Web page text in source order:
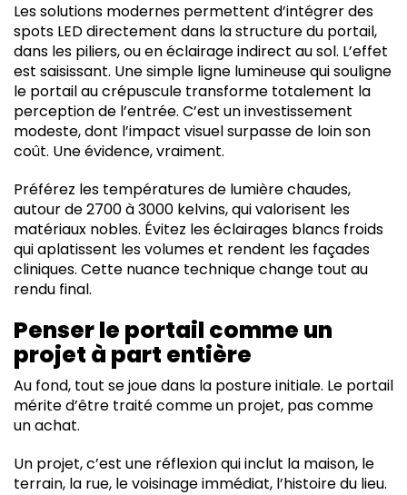
Les solutions modernes permettent d’intégrer des
spots LED directement dans la structure du portail,
dans les piliers, ou en éclairage indirect au sol. L’effet
est saisissant. Une simple ligne lumineuse qui souligne
le portail au crépuscule transforme totalement la
perception de l’entrée. C’est un investissement
modeste, dont l’impact visuel surpasse de loin son
coût. Une évidence, vraiment.
Préférez les températures de lumière chaudes,
autour de 2700 à 3000 kelvins, qui valorisent les
matériaux nobles. Évitez les éclairages blancs froids
qui aplatissent les volumes et rendent les façades
cliniques. Cette nuance technique change tout au
rendu final.
Penser le portail comme un
projet à part entière
Au fond, tout se joue dans la posture initiale. Le portail
mérite d’être traité comme un projet, pas comme
un achat.
Un projet, c’est une réflexion qui inclut la maison, le
terrain, la rue, le voisinage immédiat, l’histoire du lieu.